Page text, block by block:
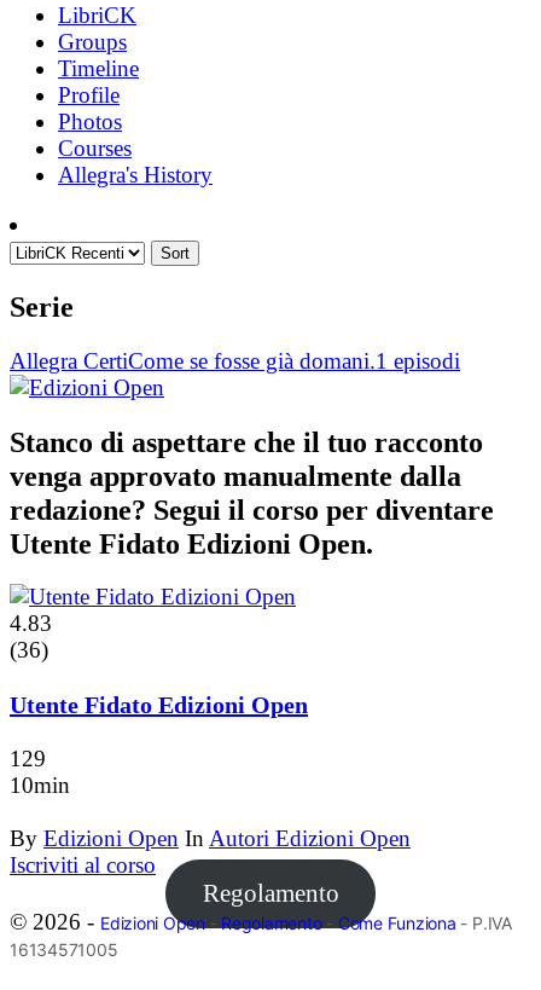
LibriCK
Groups
Timeline
Profile
Photos
Courses
Allegra's History
Sort
Serie
Allegra CertiCome se fosse già domani.1 episodi
Stanco di aspettare che il tuo racconto
venga approvato manualmente dalla
redazione? Segui il corso per diventare
Utente Fidato Edizioni Open.
4.83
(36)
Utente Fidato Edizioni Open
129
10min
By Edizioni Open InAutori Edizioni Open
Iscriviti al corso
Regolamento
© 2026 - Edizioni Open-Regolamento-Come Funziona - P.IVA
16134571005